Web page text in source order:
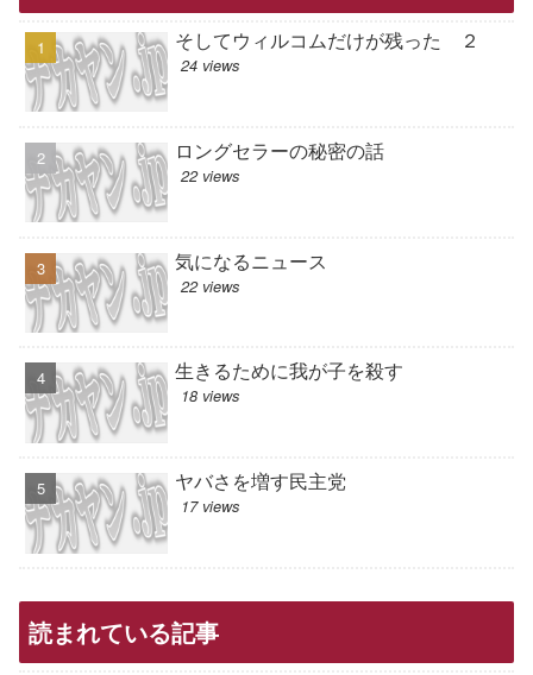
そしてウィルコムだけが残った ２
24 views
ロングセラーの秘密の話
22 views
気になるニュース
22 views
生きるために我が子を殺す
18 views
ヤバさを増す民主党
17 views
読まれている記事